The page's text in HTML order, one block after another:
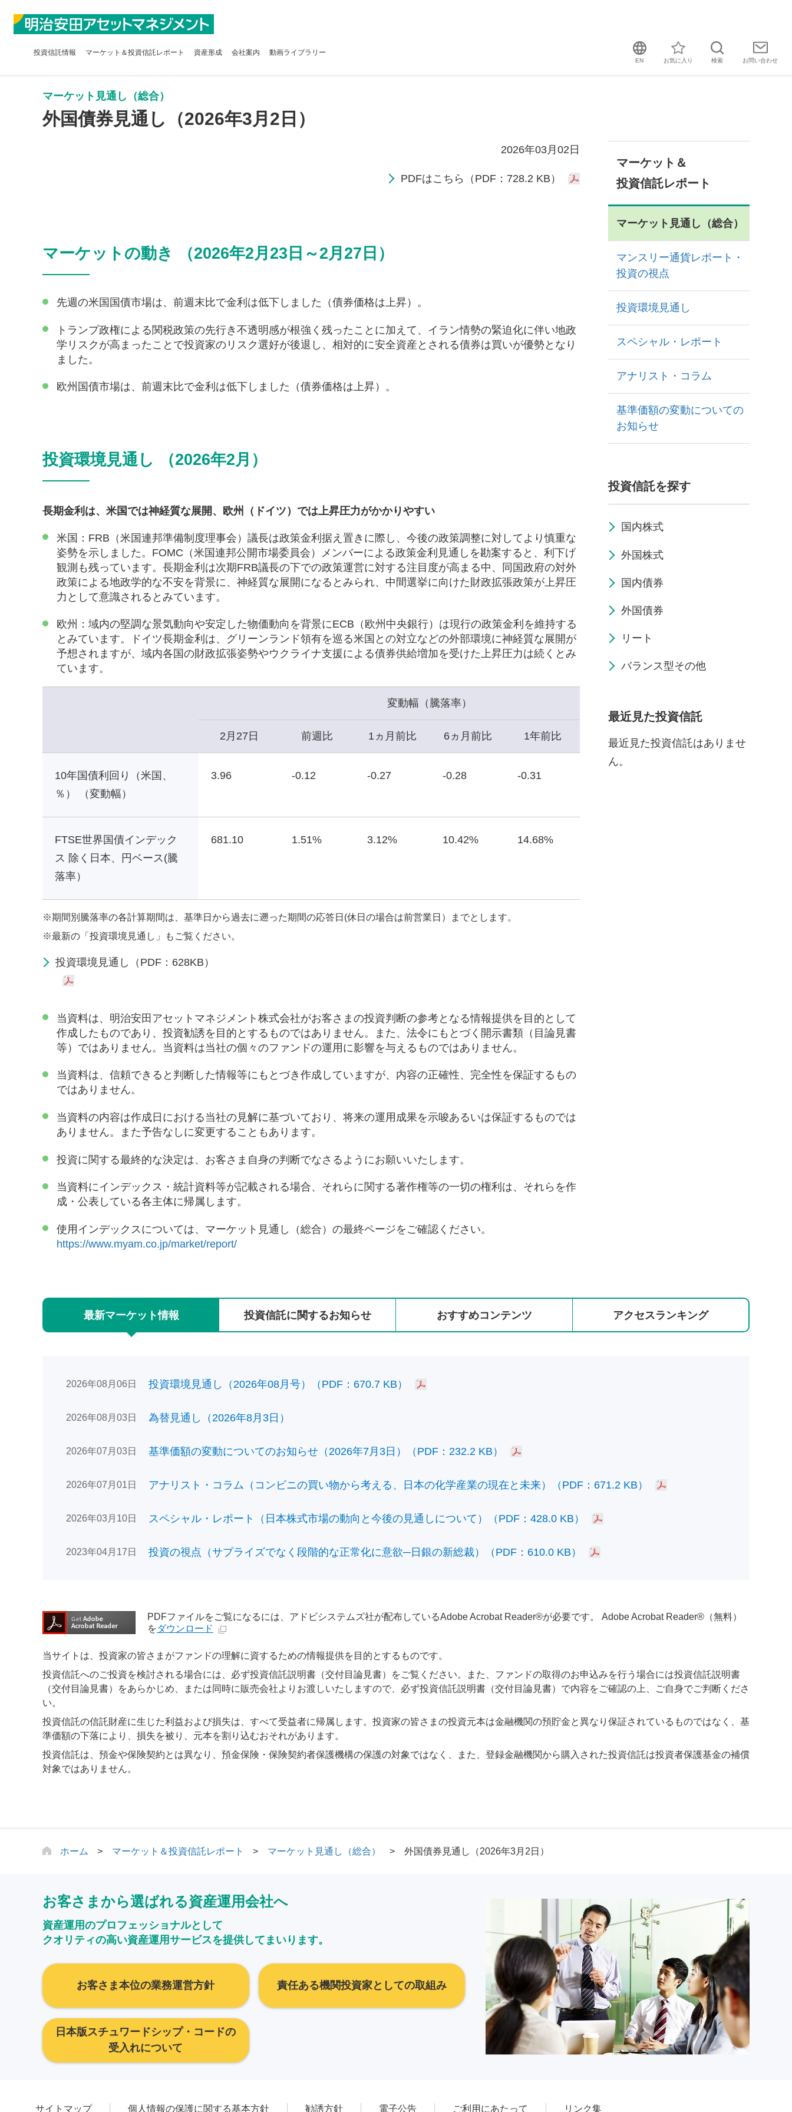
投資信託情報 マーケット＆投資信託レポート 資産形成 会社案内 動画ライブラリー
EN お気に入り 検索 お問い合わせ
マーケット見通し（総合）
外国債券見通し（2026年3月2日）
2026年03月02日
PDFはこちら（PDF：728.2 KB）
マーケットの動き （2026年2月23日～2月27日）
先週の米国国債市場は、前週末比で金利は低下しました（債券価格は上昇）。
トランプ政権による関税政策の先行き不透明感が根強く残ったことに加えて、イラン情勢の緊迫化に伴い地政
学リスクが高まったことで投資家のリスク選好が後退し、相対的に安全資産とされる債券は買いが優勢となり
ました。
欧州国債市場は、前週末比で金利は低下しました（債券価格は上昇）。
投資環境見通し （2026年2月）
長期金利は、米国では神経質な展開、欧州（ドイツ）では上昇圧力がかかりやすい
米国：FRB（米国連邦準備制度理事会）議長は政策金利据え置きに際し、今後の政策調整に対してより慎重な
姿勢を示しました。FOMC（米国連邦公開市場委員会）メンバーによる政策金利見通しを勘案すると、利下げ
観測も残っています。長期金利は次期FRB議長の下での政策運営に対する注目度が高まる中、同国政府の対外
政策による地政学的な不安を背景に、神経質な展開になるとみられ、中間選挙に向けた財政拡張政策が上昇圧
力として意識されるとみています。
欧州：域内の堅調な景気動向や安定した物価動向を背景にECB（欧州中央銀行）は現行の政策金利を維持する
とみています。ドイツ長期金利は、グリーンランド領有を巡る米国との対立などの外部環境に神経質な展開が
予想されますが、域内各国の財政拡張姿勢やウクライナ支援による債券供給増加を受けた上昇圧力は続くとみ
ています。
変動幅（騰落率）
2月27日 前週比 1ヵ月前比 6ヵ月前比 1年前比
10年国債利回り（米国、
％） （変動幅）
3.96 -0.12 -0.27 -0.28 -0.31
FTSE世界国債インデック
ス 除く日本、円ベース(騰
落率）
681.10 1.51% 3.12% 10.42% 14.68%
※期間別騰落率の各計算期間は、基準日から過去に遡った期間の応答日(休日の場合は前営業日）までとします。
※最新の「投資環境見通し」もご覧ください。
投資環境見通し（PDF：628KB）
当資料は、明治安田アセットマネジメント株式会社がお客さまの投資判断の参考となる情報提供を目的として
作成したものであり、投資勧誘を目的とするものではありません。また、法令にもとづく開示書類（目論見書
等）ではありません。当資料は当社の個々のファンドの運用に影響を与えるものではありません。
当資料は、信頼できると判断した情報等にもとづき作成していますが、内容の正確性、完全性を保証するもの
ではありません。
当資料の内容は作成日における当社の見解に基づいており、将来の運用成果を示唆あるいは保証するものでは
ありません。また予告なしに変更することもあります。
投資に関する最終的な決定は、お客さま自身の判断でなさるようにお願いいたします。
当資料にインデックス・統計資料等が記載される場合、それらに関する著作権等の一切の権利は、それらを作
成・公表している各主体に帰属します。
使用インデックスについては、マーケット見通し（総合）の最終ページをご確認ください。
https://www.myam.co.jp/market/report/
マーケット＆
投資信託レポート
マーケット見通し（総合）
マンスリー通貨レポート・
投資の視点
投資環境見通し
スペシャル・レポート
アナリスト・コラム
基準価額の変動についての
お知らせ
投資信託を探す
国内株式
外国株式
国内債券
外国債券
リート
バランス型その他
最近見た投資信託
最近見た投資信託はありませ
ん。
最新マーケット情報 投資信託に関するお知らせ おすすめコンテンツ アクセスランキング
2026年08月06日 投資環境見通し（2026年08月号）（PDF：670.7 KB）
2026年08月03日 為替見通し（2026年8月3日）
2026年07月03日 基準価額の変動についてのお知らせ（2026年7月3日）（PDF：232.2 KB）
2026年07月01日 アナリスト・コラム（コンビニの買い物から考える、日本の化学産業の現在と未来）（PDF：671.2 KB）
2026年03月10日 スペシャル・レポート（日本株式市場の動向と今後の見通しについて）（PDF：428.0 KB）
2023年04月17日 投資の視点（サプライズでなく段階的な正常化に意欲─日銀の新総裁）（PDF：610.0 KB）
PDFファイルをご覧になるには、アドビシステムズ社が配布しているAdobe Acrobat Reader®が必要です。 Adobe Acrobat Reader®（無料）
をダウンロード
当サイトは、投資家の皆さまがファンドの理解に資するための情報提供を目的とするものです。
投資信託へのご投資を検討される場合には、必ず投資信託説明書（交付目論見書）をご覧ください。また、ファンドの取得のお申込みを行う場合には投資信託説明書
（交付目論見書）をあらかじめ、または同時に販売会社よりお渡しいたしますので、必ず投資信託説明書（交付目論見書）で内容をご確認の上、ご自身でご判断くださ
い。
投資信託の信託財産に生じた利益および損失は、すべて受益者に帰属します。投資家の皆さまの投資元本は金融機関の預貯金と異なり保証されているものではなく、基
準価額の下落により、損失を被り、元本を割り込むおそれがあります。
投資信託は、預金や保険契約とは異なり、預金保険・保険契約者保護機構の保護の対象ではなく、また、登録金融機関から購入された投資信託は投資者保護基金の補償
対象ではありません。
ホーム マーケット＆投資信託レポート マーケット見通し（総合） 外国債券見通し（2026年3月2日）
お客さまから選ばれる資産運用会社へ
資産運用のプロフェッショナルとして
クオリティの高い資産運用サービスを提供してまいります。
お客さま本位の業務運営方針 責任ある機関投資家としての取組み
日本版スチュワードシップ・コードの
受入れについて
サイトマップ 個人情報の保護に関する基本方針 勧誘方針 電子公告 ご利用にあたって リンク集